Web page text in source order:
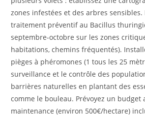
zones infestées et des arbres sensibles.
traitement préventif au Bacillus
septembre-octobre sur les zones
habitations, chemins fréquentés).
pièges à phéromones (1 tous les 25
surveillance et le contrôle des
barrières naturelles en plantant des
comme le bouleau. Prévoyez un budget
maintenance (environ 500€/hectare)